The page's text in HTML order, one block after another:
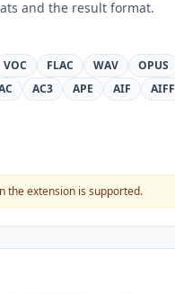
and the result format.
VOC FLAC WAV OPUS
AC3 APE AIF AIFF
the extension is supported.